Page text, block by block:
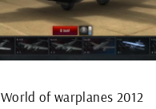
World of warplanes 2012